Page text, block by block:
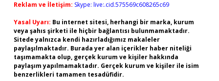
Reklam ve İletişim: Skype: live:.cid.575569c608265c69
Yasal Uyarı: Bu internet sitesi, herhangi bir marka, kurum
veya şahıs şirketi ile hiçbir bağlantısı bulunmamaktadır.
Sitede yalnızca kendi hazırladığımız makaleler
paylaşılmaktadır. Burada yer alan içerikler haber niteliği
taşımamakta olup, gerçek kurum ve kişiler hakkında
paylaşım yapılmamaktadır. Gerçek kurum ve kişiler ile isim
benzerlikleri tamamen tesadüfidir.